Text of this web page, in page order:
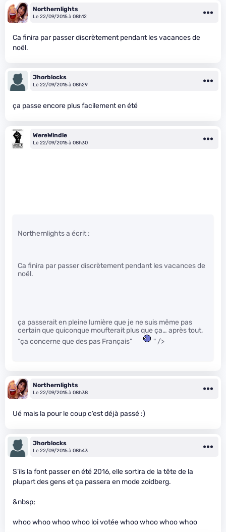
Northernlights
Le 22/09/2015 à 08h12
Ca finira par passer discrètement pendant les vacances de
noël.
Jhorblocks
Le 22/09/2015 à 08h29
ça passe encore plus facilement en été
WereWindle
Le 22/09/2015 à 08h30
Northernlights a écrit :
Ca finira par passer discrètement pendant les vacances de
noël.
ça passerait en pleine lumière que je ne suis même pas
certain que quiconque moufterait plus que ça… après tout,
“ça concerne que des pas Français”
" />
Northernlights
Le 22/09/2015 à 08h38
Ué mais la pour le coup c’est déjà passé :)
Jhorblocks
Le 22/09/2015 à 08h43
S’ils la font passer en été 2016, elle sortira de la tête de la
plupart des gens et ça passera en mode zoidberg.
&nbsp;
whoo whoo whoo whoo loi votée whoo whoo whoo whoo